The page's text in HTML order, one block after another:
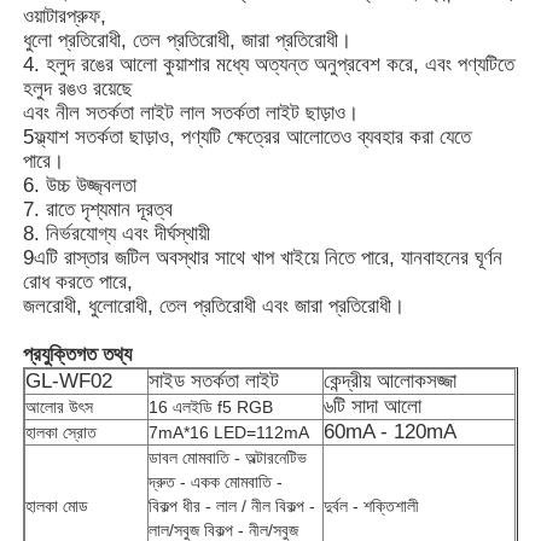
পুনরায় চার্জযোগ্য খনির ক্যাপ ল্যাম্প
ভূগর্ভস্থ বেতার ক্যাপ ল্যাম্প
কয়লা খনির আলো
মাইনার্স হেড ল্যাম্প
খনির হার্ড হ্যাট লাইট
বিস্ফোরণ প্রতিরোধী ফ্ল্যাশলাইট
শিল্প এলইডি স্ট্রিপ লাইট
ওয়াটারপ্রুফ,
ধুলো প্রতিরোধী, তেল প্রতিরোধী, জারা প্রতিরোধী।
4. হলুদ রঙের আলো কুয়াশার মধ্যে অত্যন্ত অনুপ্রবেশ করে, এবং পণ্যটিতে
হলুদ রঙও রয়েছে
এবং নীল সতর্কতা লাইট লাল সতর্কতা লাইট ছাড়াও।
5ফ্ল্যাশ সতর্কতা ছাড়াও, পণ্যটি ক্ষেত্রের আলোতেও ব্যবহার করা যেতে
পারে।
6. উচ্চ উজ্জ্বলতা
7. রাতে দৃশ্যমান দূরত্ব
8. নির্ভরযোগ্য এবং দীর্ঘস্থায়ী
9এটি রাস্তার জটিল অবস্থার সাথে খাপ খাইয়ে নিতে পারে, যানবাহনের ঘূর্ণন
রোধ করতে পারে,
জলরোধী, ধুলোরোধী, তেল প্রতিরোধী এবং জারা প্রতিরোধী।
প্রযুক্তিগত তথ্য
GL-WF02
সাইড সতর্কতা লাইট কেন্দ্রীয় আলোকসজ্জা
আলোর উৎস 16 এলইডি f5 RGB ৬টি সাদা আলো
হালকা স্রোত 7mA*16 LED=112mA 60mA - 120mA
হালকা মোড
ডাবল মোমবাতি - অল্টারনেটিভ
দ্রুত - একক মোমবাতি -
বিকল্প ধীর - লাল / নীল বিকল্প -
লাল/সবুজ বিকল্প - নীল/সবুজ
দুর্বল - শক্তিশালী